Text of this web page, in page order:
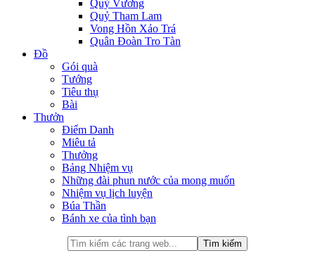
Quỷ Vương
Quỷ Tham Lam
Vong Hồn Xảo Trá
Quân Đoàn Tro Tàn
Đồ
Gói quà
Tướng
Tiêu thụ
Bài
Thưởn
Điểm Danh
Miêu tả
Thưởng
Bảng Nhiệm vụ
Những đài phun nước của mong muốn
Nhiệm vụ lịch luyện
Búa Thần
Bánh xe của tình bạn